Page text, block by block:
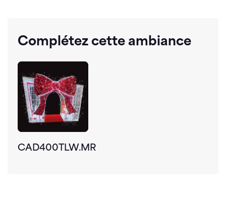
Complétez cette ambiance
CAD400TLW.MR